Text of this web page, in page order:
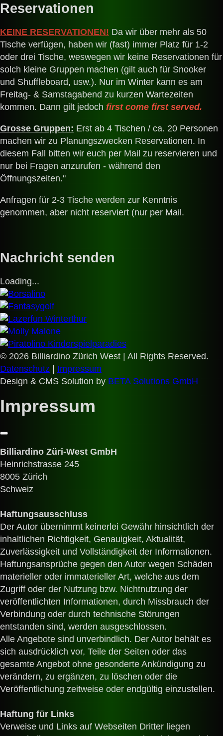
Reservationen
KEINE RESERVATIONEN! Da wir über mehr als 50
Tische verfügen, haben wir (fast) immer Platz für 1-2
oder drei Tische, weswegen wir keine Reservationen für
solch kleine Gruppen machen (gilt auch für Snooker
und Shuffleboard, usw.). Nur im Winter kann es am
Freitag- & Samstagabend zu kurzen Wartezeiten
kommen. Dann gilt jedoch first come first served.
Grosse Gruppen: Erst ab 4 Tischen / ca. 20 Personen
machen wir zu Planungszwecken Reservationen. In
diesem Fall bitten wir euch per Mail zu reservieren und
nur bei Fragen anzurufen - während den
Öffnungszeiten."
Anfragen für 2-3 Tische werden zur Kenntnis
genommen, aber nicht reserviert (nur per Mail.
Nachricht senden
Loading...
© 2026 Billiardino Zürich West | All Rights Reserved.
Datenschutz | Impressum
Design & CMS Solution by BETA Solutions GmbH
Impressum
Billiardino Züri-West GmbH
Heinrichstrasse 245
8005 Zürich
Schweiz
Haftungsausschluss
Der Autor übernimmt keinerlei Gewähr hinsichtlich der
inhaltlichen Richtigkeit, Genauigkeit, Aktualität,
Zuverlässigkeit und Vollständigkeit der Informationen.
Haftungsansprüche gegen den Autor wegen Schäden
materieller oder immaterieller Art, welche aus dem
Zugriff oder der Nutzung bzw. Nichtnutzung der
veröffentlichten Informationen, durch Missbrauch der
Verbindung oder durch technische Störungen
entstanden sind, werden ausgeschlossen.
Alle Angebote sind unverbindlich. Der Autor behält es
sich ausdrücklich vor, Teile der Seiten oder das
gesamte Angebot ohne gesonderte Ankündigung zu
verändern, zu ergänzen, zu löschen oder die
Veröffentlichung zeitweise oder endgültig einzustellen.
Haftung für Links
Verweise und Links auf Webseiten Dritter liegen